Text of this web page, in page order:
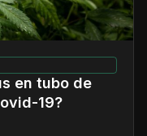
en tubo de
19?